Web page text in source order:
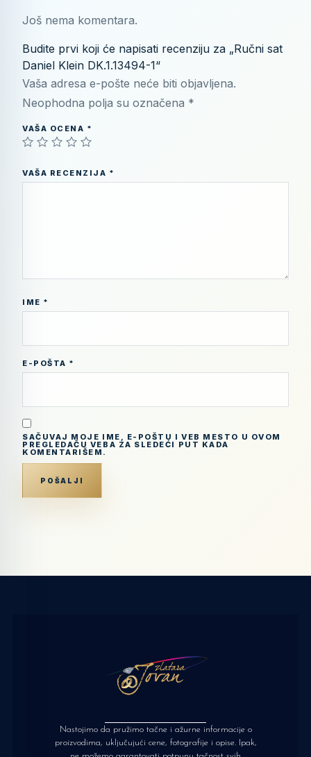
Još nema komentara.
Budite prvi koji će napisati recenziju za „Ručni sat
Daniel Klein DK.1.13494-1“
Vaša adresa e-pošte neće biti objavljena.
Neophodna polja su označena *
VAŠA OCENA *
VAŠA RECENZIJA *
IME *
E-POŠTA *
SAČUVAJ MOJE IME, E-POŠTU I VEB MESTO U OVOM
PREGLEDAČU VEBA ZA SLEDEĆI PUT KADA
KOMENTARIŠEM.
Nastojimo da pružimo tačne i ažurne informacije o
proizvodima, uključujući cene, fotografije i opise. Ipak,